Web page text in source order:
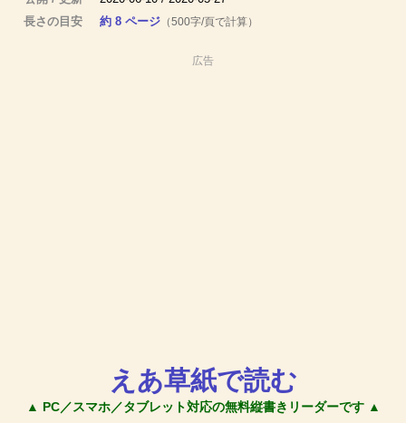
長さの目安
約 8 ページ （500字/頁で計算）
広告
えあ草紙で読む
▲ PC／スマホ／タブレット対応の無料縦書きリーダーです ▲